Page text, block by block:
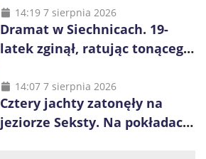
14:19 7 sierpnia 2026
Dramat w Siechnicach. 19-
latek zginął, ratując tonącego
14:07 7 sierpnia 2026
Cztery jachty zatonęły na
jeziorze Seksty. Na pokładach